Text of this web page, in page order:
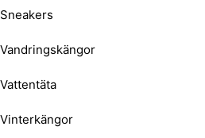
Sneakers
Vandringskängor
Vattentäta
Vinterkängor